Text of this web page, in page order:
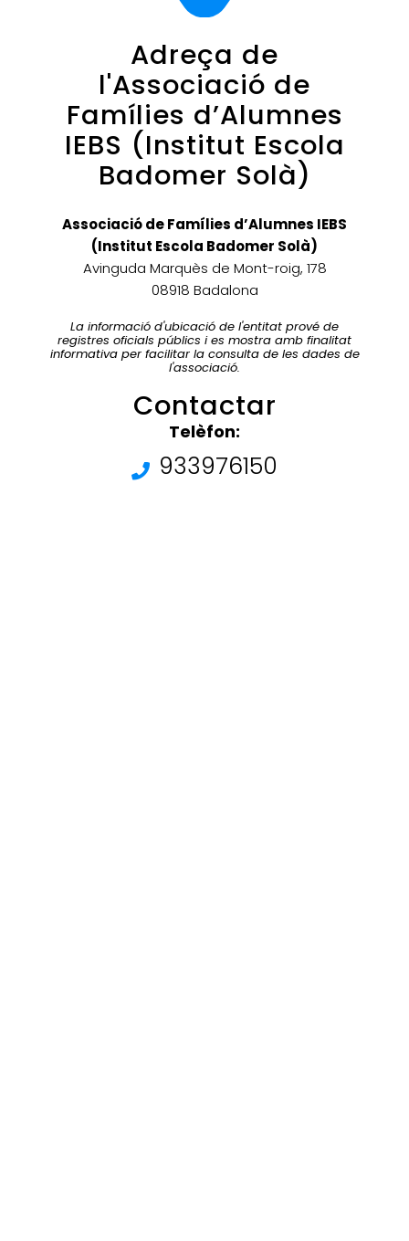
Adreça de
l'Associació de
Famílies d’Alumnes
IEBS (Institut Escola
Badomer Solà)
Associació de Famílies d’Alumnes IEBS
(Institut Escola Badomer Solà)
Avinguda Marquès de Mont-roig, 178
08918 Badalona
La informació d'ubicació de l'entitat prové de
registres oficials públics i es mostra amb finalitat
informativa per facilitar la consulta de les dades de
l'associació.
Contactar
Telèfon:
933976150